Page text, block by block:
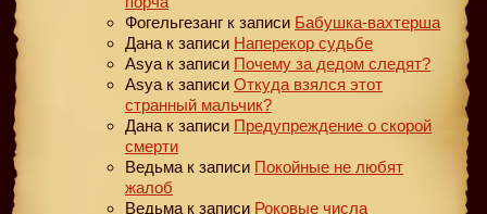
Фогельгезанг к записи Бабушка-вахтерша
Дана к записи Наперекор судьбе
Asya к записи Почему за дедом следят?
Asya к записи Откуда взялся этот
странный мальчик?
Дана к записи Предупреждение о скорой
смерти
Ведьма к записи Покойные не любят
жалоб
Ведьма к записи Роковые числа